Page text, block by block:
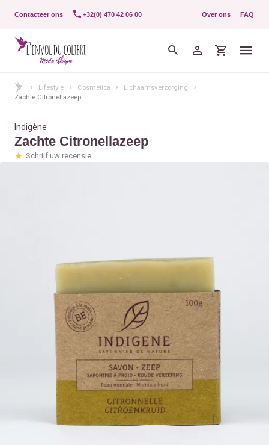
Contacteer ons +32(0) 470 42 06 00 Over ons FAQ
Lifestyle Cosmetica
Lichaamsverzorging
Zachte Citronellazeep
Indigène
Zachte Citronellazeep
Schrijf uw recensie